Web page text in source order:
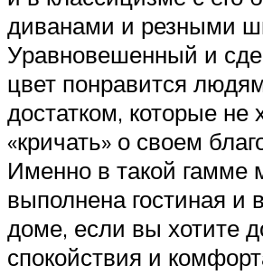
диванами и резными
Уравновешенный и
цвет понравится
достатком, которые не
«кричать» о своем
Именно в такой гамме
выполнена гостиная и
доме, если вы хотите
спокойствия и